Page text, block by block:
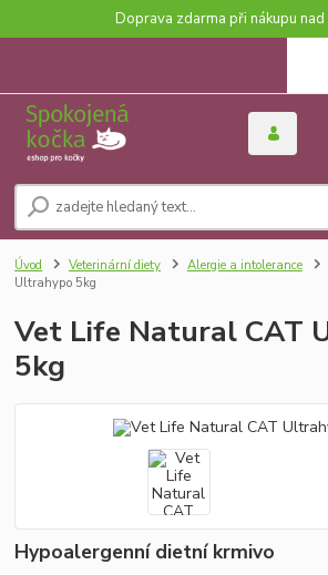
Doprava zdarma při nákupu
Úvod Veterinární diety Alergie a intolerance
Ultrahypo 5kg
Vet Life Natural CAT
5kg
Hypoalergenní dietní krmivo